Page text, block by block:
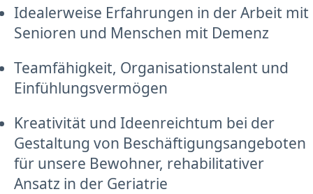
Idealerweise Erfahrungen in der Arbeit mit
Senioren und Menschen mit Demenz
Teamfähigkeit, Organisationstalent und
Einfühlungsvermögen
Kreativität und Ideenreichtum bei der
Gestaltung von Beschäftigungsangeboten
für unsere Bewohner, rehabilitativer
Ansatz in der Geriatrie